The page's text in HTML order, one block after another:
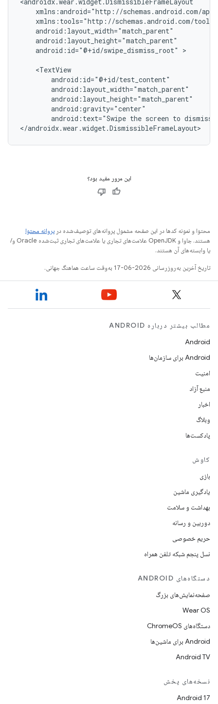
android:id="@+id/swipe_dismiss_root"
>
android:text="Swipe the screen to dismiss
</androidx.wear.widget.DismissibleFrameLayout>
این مرور مفید بود؟
محتوا و نمونه کدها در این صفحه مشمول پروانه‌های توصیف‌شده در پروانه محتوا
هستند. جاوا و OpenJDK علامت‌های تجاری یا علامت‌های تجاری ثبت‌شده Oracle و/
یا وابسته‌های آن هستند.
تاریخ آخرین به‌روزرسانی 2026-06-17 به‌وقت ساعت هماهنگ جهانی.
مطالب بیشتر درباره ANDROID
Android
Android برای سازمان‌ها
امنیت
منبع آزاد
اخبار
وبلاگ
پادکست‌ها
کاوش
بازی
یادگیری ماشین
بهداشت و سلامت
دوربین و رسانه
حریم خصوصی
نسل پنجم شبکه تلفن همراه
دستگاه‌های ANDROID
صفحه‌نمایش‌های بزرگ
Wear OS
دستگاه‌های ChromeOS
Android برای ماشین‌ها
Android TV
نسخه‌های پخش
Android 17